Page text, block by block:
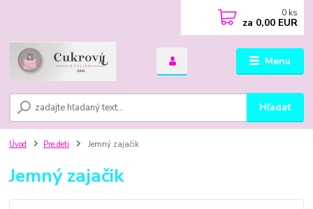
Menu
Hľadať
0 ks
za 0,00 EUR
Úvod Pre deti Jemný zajačik
Jemný zajačik